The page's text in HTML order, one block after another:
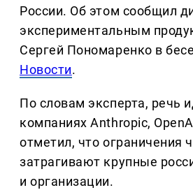
России. Об этом сообщил
экспериментальным
Сергей Пономаренко в
Новости.
По словам эксперта, речь
компаниях Anthropic,
отметил, что ограничения
затрагивают крупные
и организации.